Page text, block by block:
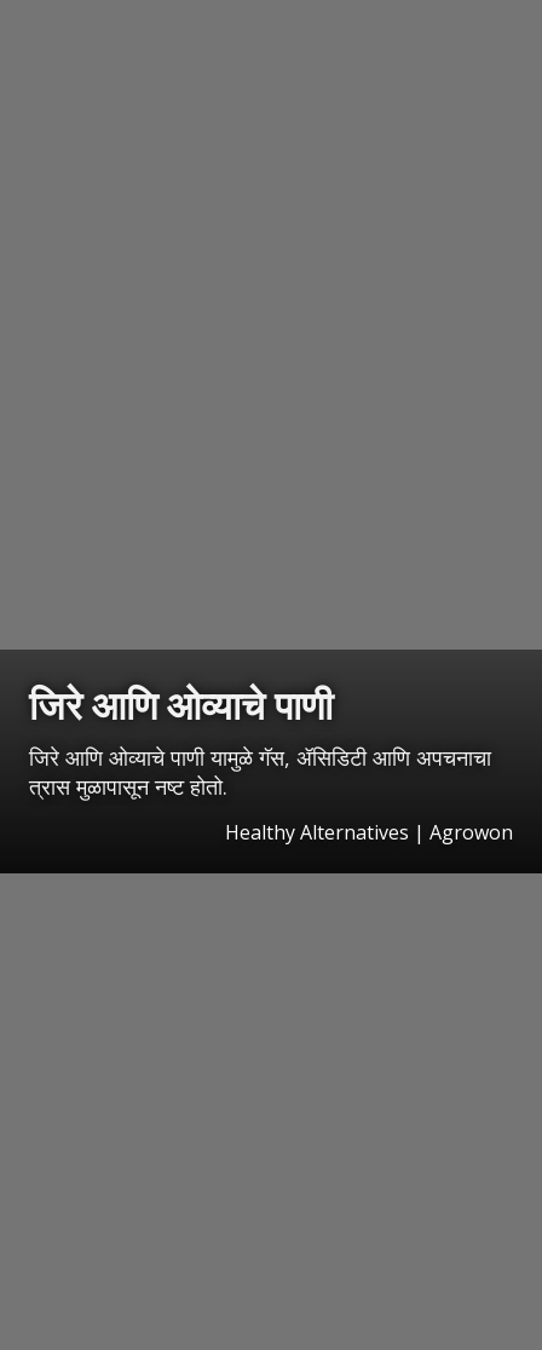
जिरे आणि ओव्याचे पाणी
जिरे आणि ओव्याचे पाणी यामुळे गॅस, ॲसिडिटी आणि अपचनाचा
त्रास मुळापासून नष्ट होतो.
Healthy Alternatives | Agrowon